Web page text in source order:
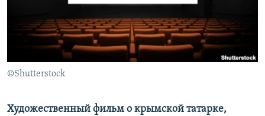
КРЫМ.НЕПОКОРЕННЫЙ
УКРАИНСКАЯ ПРОБЛЕМА КРЫМА
©Shutterstock
Художественный фильм о крымской татарке,